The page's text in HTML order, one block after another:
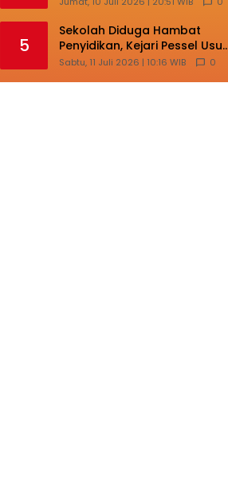
5
Sekolah Diduga Hambat
Penyidikan, Kejari Pessel Usut
Dugaan Pungli SMAN 3 Painan
Sabtu, 11 Juli 2026 | 10:16 WIB 0